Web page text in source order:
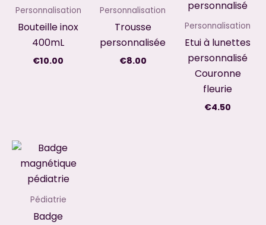
Personnalisation
Bouteille inox
400mL
€10.00
Personnalisation
Trousse
personnalisée
€8.00
Personnalisation
Etui à lunettes
personnalisé
Couronne
fleurie
€4.50
Pédiatrie
Badge